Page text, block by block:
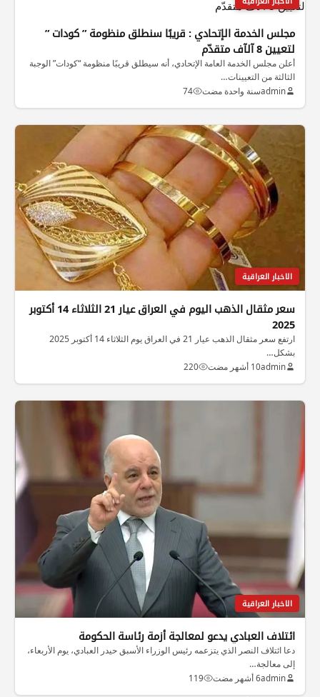
مجلس الخدمة الإتحادي : قريبًا سنطلق منظومة ” كودات ”
لتعيين 8 آلآف متقدّم
أعلن مجلس الخدمة العامة الإتحادي، أنه سيطلق قريبًا منظومة “كودات” الوجبة
الثالثة من التعيينات…
adminسنة واحدة مضت 74
الاخبار العراقية
سعر مثقال الذهب اليوم في العراق عيار 21 الثلاثاء 14 أكتوبر
2025
ارتفع سعر مثقال الذهب عيار 21 في العراق يوم الثلاثاء 14 أكتوبر 2025
بشكل…
admin10 أشهر مضت 220
الاخبار العراقية
ائتلاف العبادي يدعو لمعالجة أزمة رئاسة الحكومة
دعا ائتلاف النصر الذي يتزعمه رئيس الوزراء الأسبق حيدر العبادي، يوم الأربعاء،
إلى معالجة…
admin6 أشهر مضت 119